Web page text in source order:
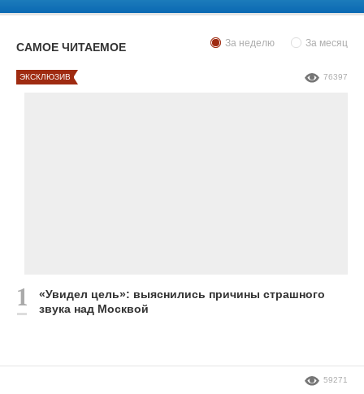
САМОЕ ЧИТАЕМОЕ За неделю За месяц
«Увидел цель»: выяснились причины страшного
звука над Москвой
ЭКСКЛЮЗИВ 76397
59271